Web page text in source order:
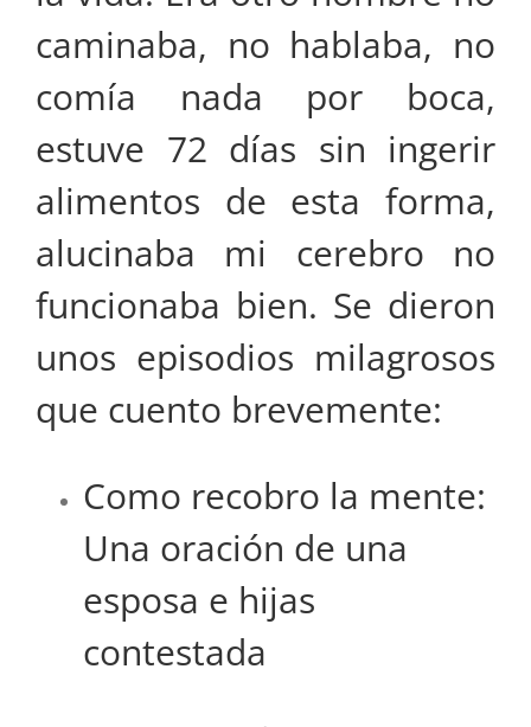
caminaba, no hablaba, no
comía nada por boca,
estuve 72 días sin ingerir
alimentos de esta forma,
alucinaba mi cerebro no
funcionaba bien. Se dieron
unos episodios milagrosos
que cuento brevemente:
Como recobro la mente:
Una oración de una
esposa e hijas
contestada